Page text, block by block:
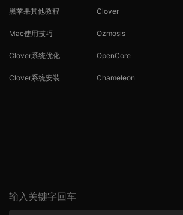
黑苹果其他教程
Mac使用技巧
Clover系统优化
Clover系统安装
Clover
Ozmosis
OpenCore
Chameleon
输入关键字回车